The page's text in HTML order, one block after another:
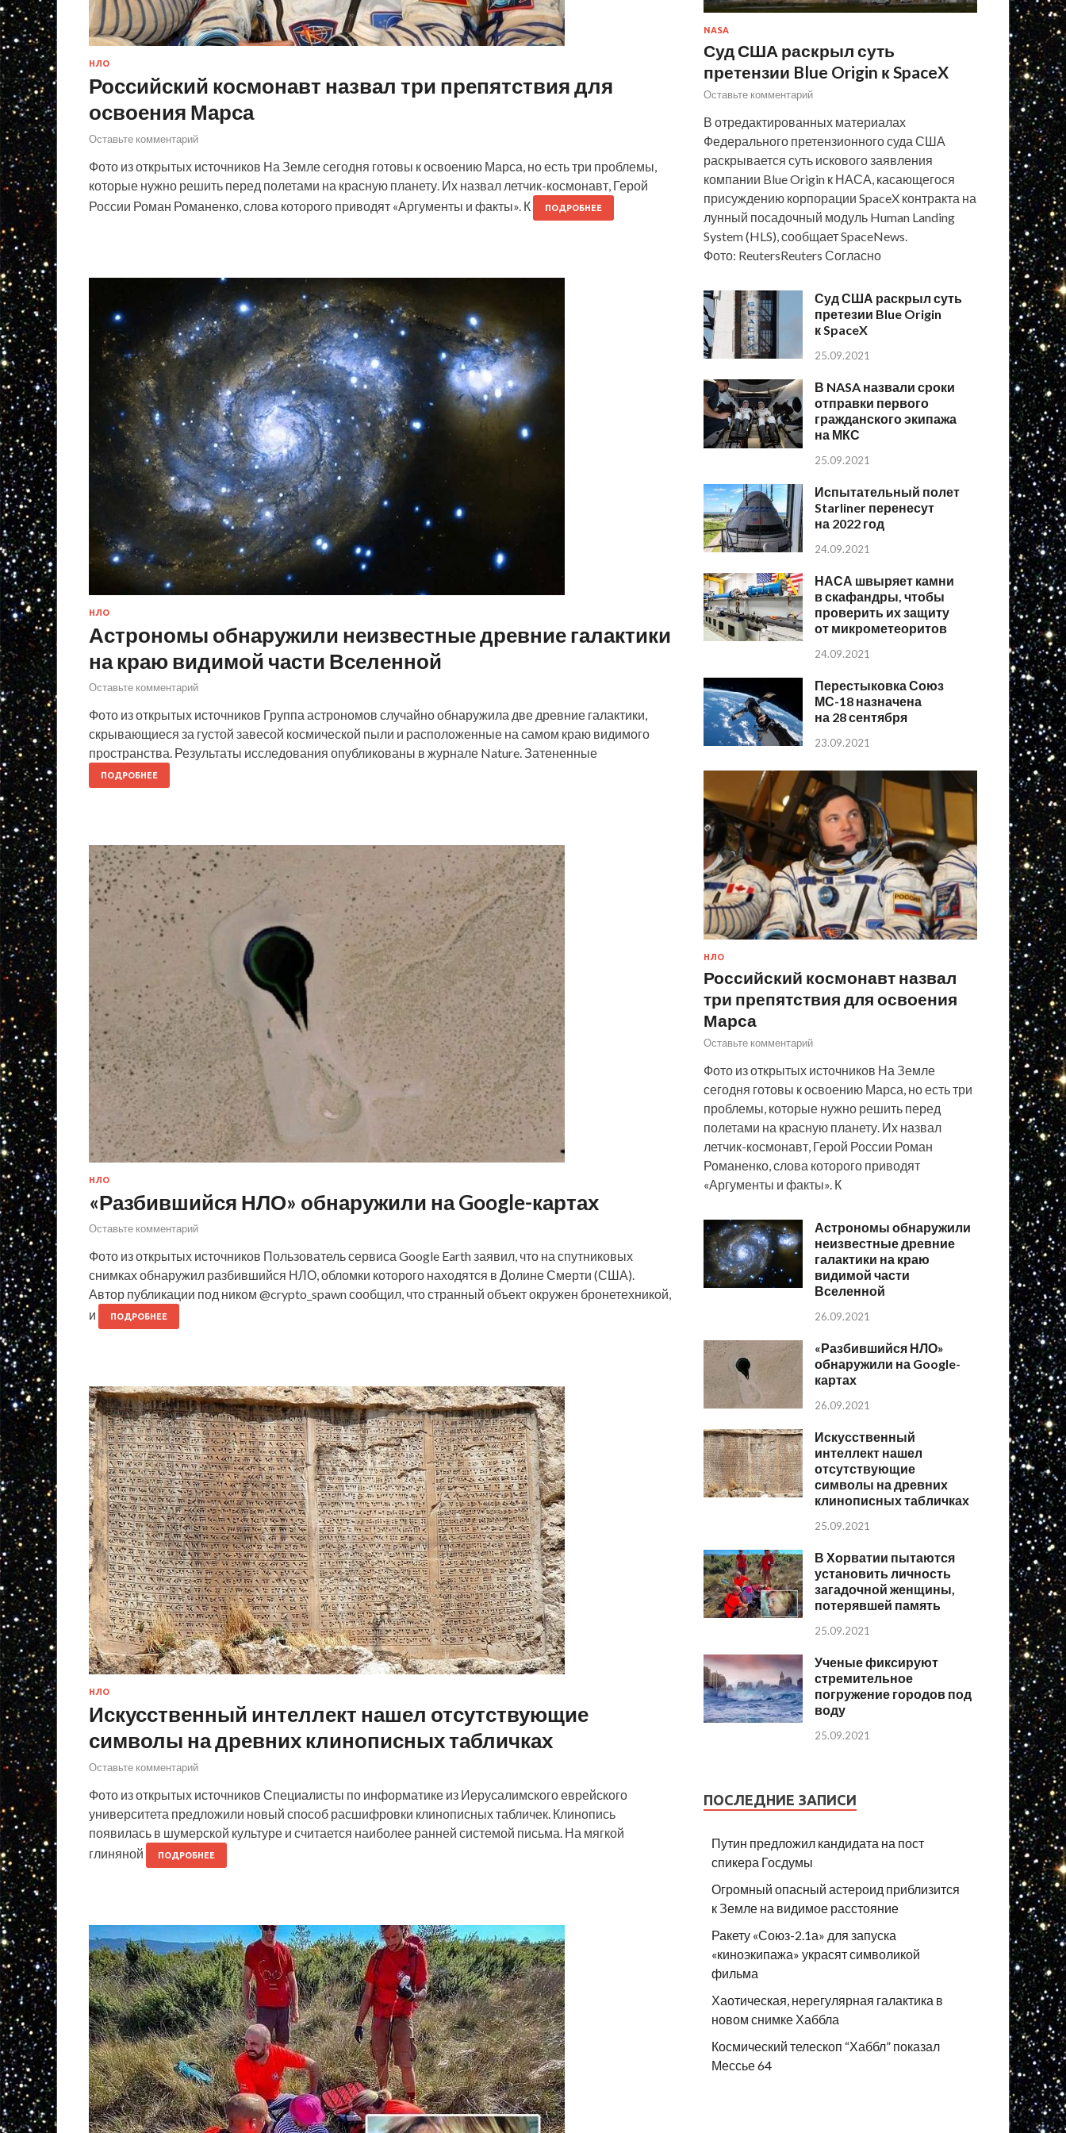
НЛО
Российский космонавт назвал три препятствия для
освоения Марса
Оставьте комментарий
Фото из открытых источников На Земле сегодня готовы к освоению Марса, но есть три проблемы,
которые нужно решить перед полетами на красную планету. Их назвал летчик-космонавт, Герой
России Роман Романенко, слова которого приводят «Аргументы и факты». К
ПОДРОБНЕЕ
НЛО
Астрономы обнаружили неизвестные древние галактики
на краю видимой части Вселенной
Оставьте комментарий
Фото из открытых источников Группа астрономов случайно обнаружила две древние галактики,
скрывающиеся за густой завесой космической пыли и расположенные на самом краю видимого
пространства. Результаты исследования опубликованы в журнале Nature. Затененные
ПОДРОБНЕЕ
НЛО
«Разбившийся НЛО» обнаружили на Google-картах
Оставьте комментарий
Фото из открытых источников Пользователь сервиса Google Earth заявил, что на спутниковых
снимках обнаружил разбившийся НЛО, обломки которого находятся в Долине Смерти (США).
Автор публикации под ником @crypto_spawn сообщил, что странный объект окружен бронетехникой,
и
ПОДРОБНЕЕ
НЛО
Искусственный интеллект нашел отсутствующие
символы на древних клинописных табличках
Оставьте комментарий
Фото из открытых источников Специалисты по информатике из Иерусалимского еврейского
университета предложили новый способ расшифровки клинописных табличек. Клинопись
появилась в шумерской культуре и считается наиболее ранней системой письма. На мягкой
глиняной
ПОДРОБНЕЕ
NASA
Суд США раскрыл суть
претензии Blue Origin к SpaceX
Оставьте комментарий
В отредактированных материалах
Федерального претензионного суда США
раскрывается суть искового заявления
компании Blue Origin к НАСА, касающегося
присуждению корпорации SpaceX контракта на
лунный посадочный модуль Human Landing
System (HLS), сообщает SpaceNews.
Фото: ReutersReuters Согласно
Суд США раскрыл суть
претезии Blue Origin
к SpaceX
25.09.2021
В NASA назвали сроки
отправки первого
гражданского экипажа
на МКС
25.09.2021
Испытательный полет
Starliner перенесут
на 2022 год
24.09.2021
НАСА швыряет камни
в скафандры, чтобы
проверить их защиту
от микрометеоритов
24.09.2021
Перестыковка Союз
МС-18 назначена
на 28 сентября
23.09.2021
НЛО
Российский космонавт назвал
три препятствия для освоения
Марса
Оставьте комментарий
Фото из открытых источников На Земле
сегодня готовы к освоению Марса, но есть три
проблемы, которые нужно решить перед
полетами на красную планету. Их назвал
летчик-космонавт, Герой России Роман
Романенко, слова которого приводят
«Аргументы и факты». К
Астрономы обнаружили
неизвестные древние
галактики на краю
видимой части
Вселенной
26.09.2021
«Разбившийся НЛО»
обнаружили на Google-
картах
26.09.2021
Искусственный
интеллект нашел
отсутствующие
символы на древних
клинописных табличках
25.09.2021
В Хорватии пытаются
установить личность
загадочной женщины,
потерявшей память
25.09.2021
Ученые фиксируют
стремительное
погружение городов под
воду
25.09.2021
ПОСЛЕДНИЕ ЗАПИСИ
Путин предложил кандидата на пост
спикера Госдумы
Огромный опасный астероид приблизится
к Земле на видимое расстояние
Ракету «Союз-2.1а» для запуска
«киноэкипажа» украсят символикой
фильма
Хаотическая, нерегулярная галактика в
новом снимке Хаббла
Космический телескоп “Хаббл” показал
Мессье 64